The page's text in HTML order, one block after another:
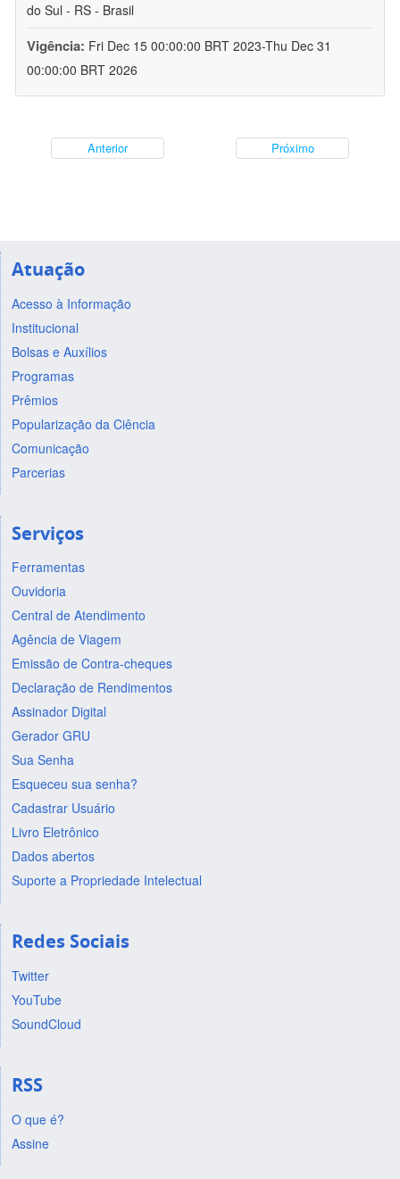
do Sul - RS - Brasil
Vigência: Fri Dec 15 00:00:00 BRT 2023-Thu Dec 31
00:00:00 BRT 2026
Anterior Próximo
Atuação
Acesso à Informação
Institucional
Bolsas e Auxílios
Programas
Prêmios
Popularização da Ciência
Comunicação
Parcerias
Serviços
Ferramentas
Ouvidoria
Central de Atendimento
Agência de Viagem
Emissão de Contra-cheques
Declaração de Rendimentos
Assinador Digital
Gerador GRU
Sua Senha
Esqueceu sua senha?
Cadastrar Usuário
Livro Eletrônico
Dados abertos
Suporte a Propriedade Intelectual
Redes Sociais
Twitter
YouTube
SoundCloud
RSS
O que é?
Assine